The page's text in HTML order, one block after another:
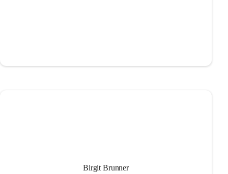
Birgit Brunner